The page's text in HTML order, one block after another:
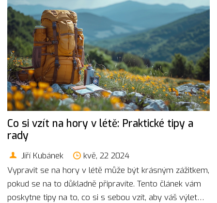
Co si vzít na hory v létě: Praktické tipy a
rady
Jiří Kubánek
kvě, 22 2024
Vypravit se na hory v létě může být krásným zážitkem,
pokud se na to důkladně připravíte. Tento článek vám
poskytne tipy na to, co si s sebou vzít, aby váš výlet